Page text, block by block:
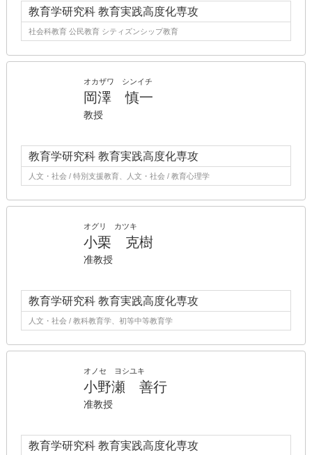
教育学研究科 教育実践高度化専攻
社会科教育 公民教育 シティズンシップ教育
オカザワ シンイチ
岡澤 慎一
教授
教育学研究科 教育実践高度化専攻
人文・社会 / 特別支援教育、人文・社会 / 教育心理学
オグリ カツキ
小栗 克樹
准教授
教育学研究科 教育実践高度化専攻
人文・社会 / 教科教育学、初等中等教育学
オノセ ヨシユキ
小野瀬 善行
准教授
教育学研究科 教育実践高度化専攻